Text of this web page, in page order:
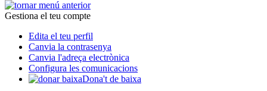
Gestiona el teu compte
Edita el teu perfil
Canvia la contrasenya
Canvia l'adreça electrònica
Configura les comunicacions
Dona't de baixa